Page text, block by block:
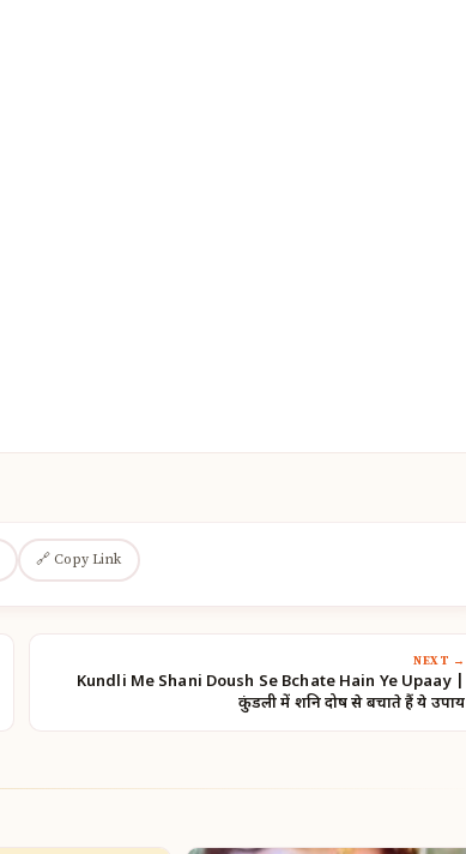
🔗 Copy Link
NEXT →
Kundli Me Shani Doush Se Bchate Hain Ye Upaay |
कुंडली में शनि दोष से बचाते हैं ये उपाय